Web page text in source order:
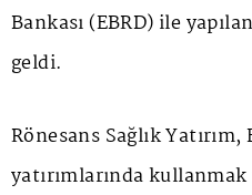
Bankası (EBRD) ile
geldi.
Rönesans Sağlık
yatırımlarında